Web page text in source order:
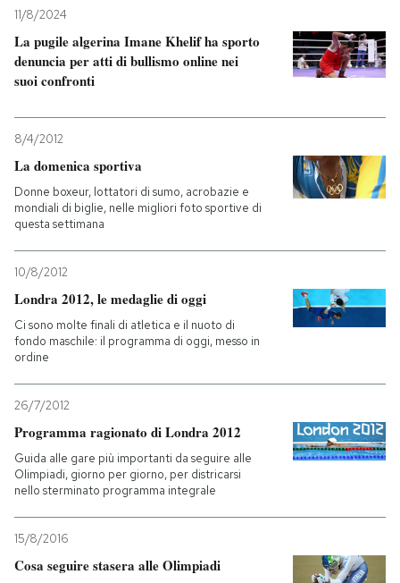
11/8/2024
La pugile algerina Imane Khelif ha sporto
denuncia per atti di bullismo online nei
suoi confronti
8/4/2012
La domenica sportiva
Donne boxeur, lottatori di sumo, acrobazie e
mondiali di biglie, nelle migliori foto sportive di
questa settimana
10/8/2012
Londra 2012, le medaglie di oggi
Ci sono molte finali di atletica e il nuoto di
fondo maschile: il programma di oggi, messo in
ordine
26/7/2012
Programma ragionato di Londra 2012
Guida alle gare più importanti da seguire alle
Olimpiadi, giorno per giorno, per districarsi
nello sterminato programma integrale
15/8/2016
Cosa seguire stasera alle Olimpiadi